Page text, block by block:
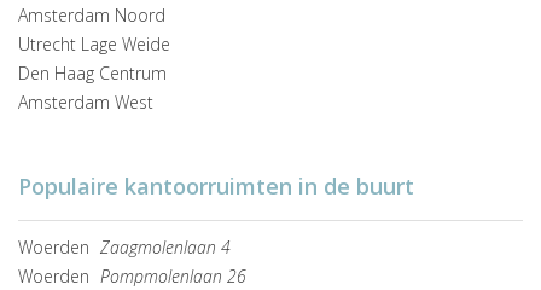
Amsterdam Noord
Utrecht Lage Weide
Den Haag Centrum
Amsterdam West
Populaire kantoorruimten in de buurt
Woerden Zaagmolenlaan 4
Woerden Pompmolenlaan 26